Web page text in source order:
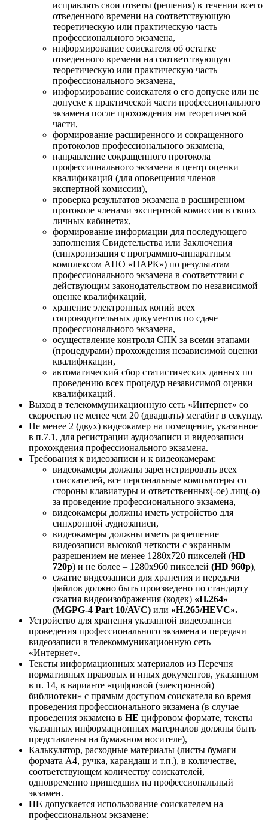
исправлять свои ответы (решения) в течении всего
отведенного времени на соответствующую
теоретическую или практическую часть
профессионального экзамена,
информирование соискателя об остатке
отведенного времени на соответствующую
теоретическую или практическую часть
профессионального экзамена,
информирование соискателя о его допуске или не
допуске к практической части профессионального
экзамена после прохождения им теоретической
части,
формирование расширенного и сокращенного
протоколов профессионального экзамена,
направление сокращенного протокола
профессионального экзамена в центр оценки
квалификаций (для оповещения членов
экспертной комиссии),
проверка результатов экзамена в расширенном
протоколе членами экспертной комиссии в своих
личных кабинетах,
формирование информации для последующего
заполнения Свидетельства или Заключения
(синхронизация с программно-аппаратным
комплексом АНО «НАРК») по результатам
профессионального экзамена в соответствии с
действующим законодательством по независимой
оценке квалификаций,
хранение электронных копий всех
сопроводительных документов по сдаче
профессионального экзамена,
осуществление контроля СПК за всеми этапами
(процедурами) прохождения независимой оценки
квалификации,
автоматический сбор статистических данных по
проведению всех процедур независимой оценки
квалификаций.
Выход в телекоммуникационную сеть «Интернет» со
скоростью не менее чем 20 (двадцать) мегабит в секунду.
Не менее 2 (двух) видеокамер на помещение, указанное
в п.7.1, для регистрации аудиозаписи и видеозаписи
прохождения профессионального экзамена.
Требования к видеозаписи и к видеокамерам:
видеокамеры должны зарегистрировать всех
соискателей, все персональные компьютеры со
стороны клавиатуры и ответственных(-ое) лиц(-о)
за проведение профессионального экзамена,
видеокамеры должны иметь устройство для
синхронной аудиозаписи,
видеокамеры должны иметь разрешение
видеозаписи высокой четкости с экранным
разрешением не менее 1280х720 пикселей (HD
720p) и не более – 1280х960 пикселей (HD 960p),
сжатие видеозаписи для хранения и передачи
файлов должно быть произведено по стандарту
сжатия видеоизображения (кодек) «H.264»
(MGPG-4 Part 10/AVC) или «Н.265/HEVC».
Устройство для хранения указанной видеозаписи
проведения профессионального экзамена и передачи
видеозаписи в телекоммуникационную сеть
«Интернет».
Тексты информационных материалов из Перечня
нормативных правовых и иных документов, указанном
в п. 14, в варианте «цифровой (электронной)
библиотеки» с прямым доступом соискателя во время
проведения профессионального экзамена (в случае
проведения экзамена в НЕ цифровом формате, тексты
указанных информационных материалов должны быть
представлены на бумажном носителе),
Калькулятор, расходные материалы (листы бумаги
формата А4, ручка, карандаш и т.п.), в количестве,
соответствующем количеству соискателей,
одновременно пришедших на профессиональный
экзамен.
НЕ допускается использование соискателем на
профессиональном экзамене: